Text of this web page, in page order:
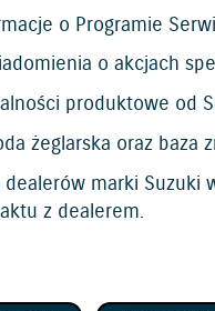
o Programie
o akcjach
produktowe od
żeglarska oraz baza
dealerów marki Suzuki
z dealerem.